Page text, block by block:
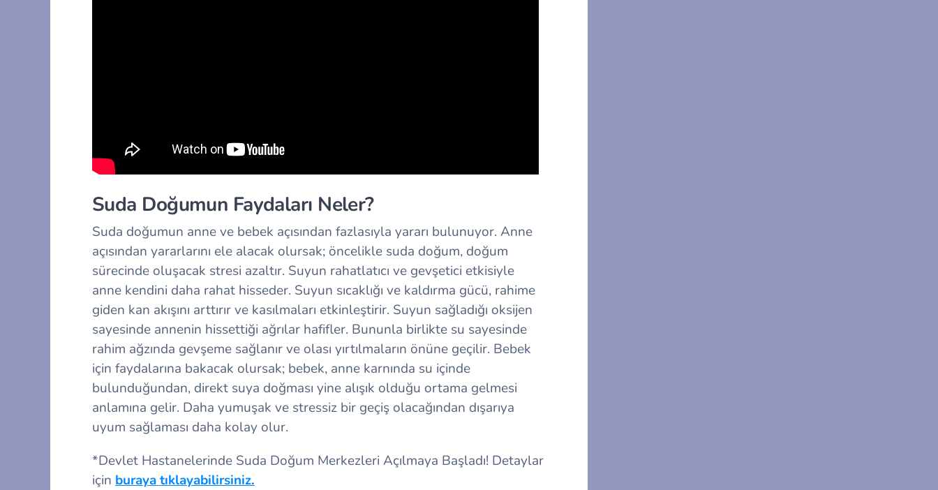
Suda Doğumun Faydaları Neler?
Suda doğumun anne ve bebek açısından fazlasıyla yararı bulunuyor. Anne
açısından yararlarını ele alacak olursak; öncelikle suda doğum, doğum
sürecinde oluşacak stresi azaltır. Suyun rahatlatıcı ve gevşetici etkisiyle
anne kendini daha rahat hisseder. Suyun sıcaklığı ve kaldırma gücü, rahime
giden kan akışını arttırır ve kasılmaları etkinleştirir. Suyun sağladığı oksijen
sayesinde annenin hissettiği ağrılar hafifler. Bununla birlikte su sayesinde
rahim ağzında gevşeme sağlanır ve olası yırtılmaların önüne geçilir. Bebek
için faydalarına bakacak olursak; bebek, anne karnında su içinde
bulunduğundan, direkt suya doğması yine alışık olduğu ortama gelmesi
anlamına gelir. Daha yumuşak ve stressiz bir geçiş olacağından dışarıya
uyum sağlaması daha kolay olur.
*Devlet Hastanelerinde Suda Doğum Merkezleri Açılmaya Başladı! Detaylar
için buraya tıklayabilirsiniz.